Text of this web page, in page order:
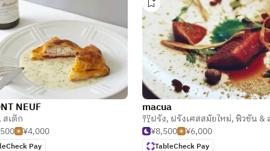
รับรองมาตรฐานอาหารฮาลาล
NEUF
สเต็ก
¥4,000
Pay
macua
ฝรั่ง, ฝรั่งเศสสมัยใหม่, ฟิวชั่น &
¥8,500
¥6,000
TableCheck Pay